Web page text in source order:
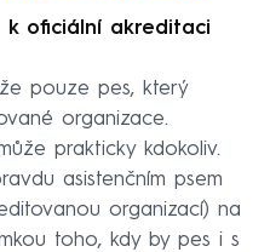
k oficiální akreditaci
pouze pes, který
organizace.
prakticky kdokoliv.
asistenčním psem
organizací) na
toho, kdy by pes i s